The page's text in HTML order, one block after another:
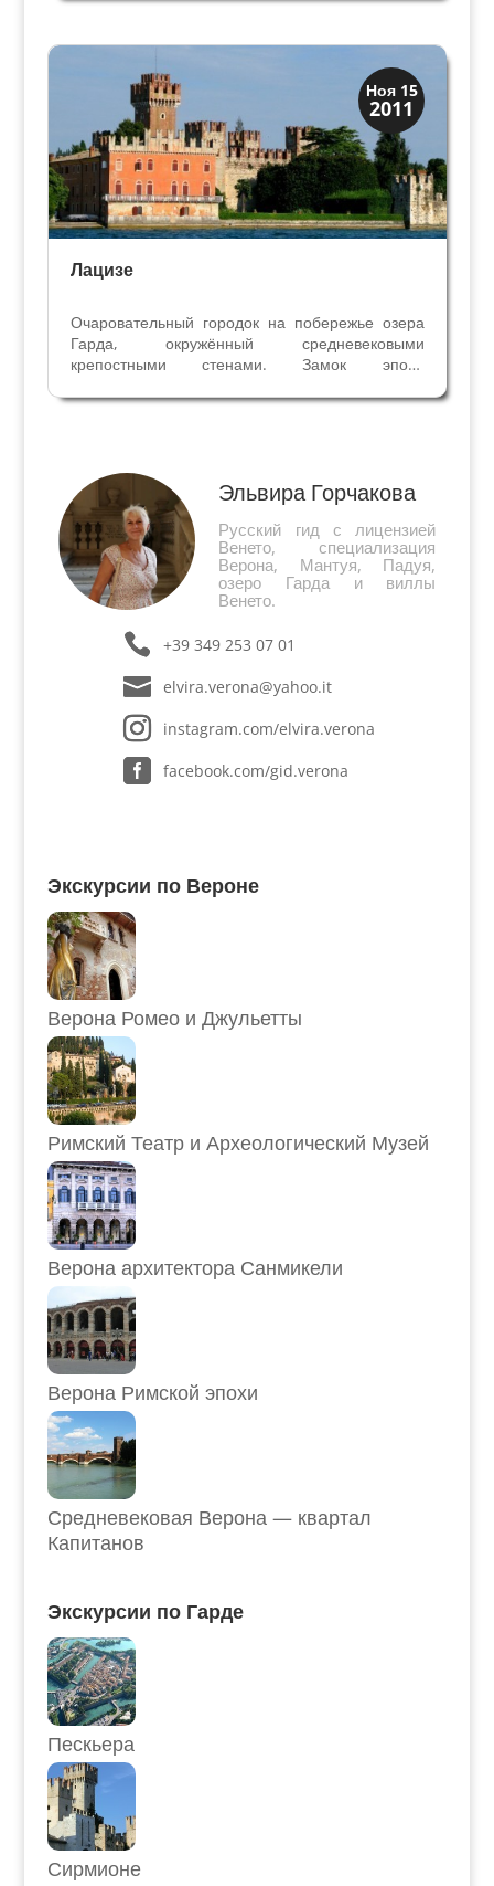
является единственной загадкой, оставленной
послание,...
Ноя 15
2011
озеро Гарда
Экскурсии
Лацизе
Очаровательный городок на побережье озера
Гарда, окружённый средневековыми
крепостными стенами. Замок эпохи
неприступными башнями возвышается над
Эльвира Горчакова
Русский гид с лицензией
Венето, специализация
Верона, Мантуя, Падуя,
озеро Гарда и виллы
Венето.
+39 349 253 07 01
elvira.verona@yahoo.it
instagram.com/elvira.verona
facebook.com/gid.verona
Экскурсии по Вероне
Верона Ромео и Джульетты
Римский Театр и Археологический Музей
Верона архитектора Санмикели
Верона Римской эпохи
Средневековая Верона — квартал
Капитанов
Экскурсии по Гарде
Пескьера
Сирмионе